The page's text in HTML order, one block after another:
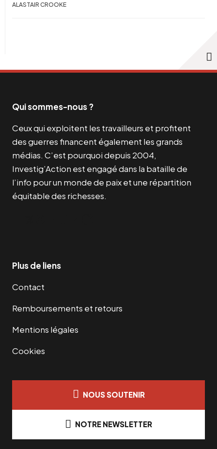
ALASTAIR CROOKE
Qui sommes-nous ?
Ceux qui exploitent les travailleurs et profitent
des guerres financent également les grands
médias. C’est pourquoi depuis 2004,
Investig’Action est engagé dans la bataille de
l’info pour un monde de paix et une répartition
équitable des richesses.
Plus de liens
Contact
Remboursements et retours
Mentions légales
Cookies
NOUS SOUTENIR
NOTRE NEWSLETTER